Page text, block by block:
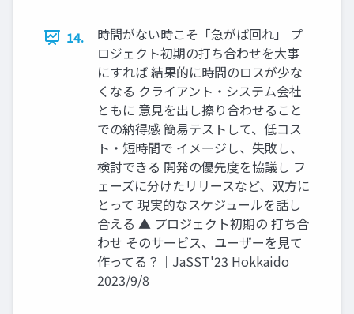
14.
時間がない時こそ「急がば回れ」 プ
ロジェクト初期の打ち合わせを大事
にすれば 結果的に時間のロスが少な
くなる クライアント・システム会社
ともに 意見を出し擦り合わせること
での納得感 簡易テストして、低コス
ト・短時間で イメージし、失敗し、
検討できる 開発の優先度を協議し フ
ェーズに分けたリリースなど、双方に
とって 現実的なスケジュールを話し
合える ▲ プロジェクト初期の 打ち合
わせ そのサービス、ユーザーを見て
作ってる？｜JaSST'23 Hokkaido
2023/9/8